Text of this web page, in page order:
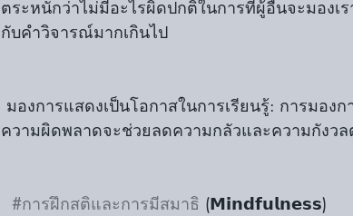
ตระหนักว่าไม่มีอะไรผิดปกติในการที่ผู้อื่นจะมองเ
กับคำวิจารณ์มากเกินไป
ความผิดพลาดจะช่วยลดความกลัวและความกังว
#การฝึกสติและการมีสมาธิ (𝗠𝗶𝗻𝗱𝗳𝘂𝗹𝗻𝗲𝘀𝘀)